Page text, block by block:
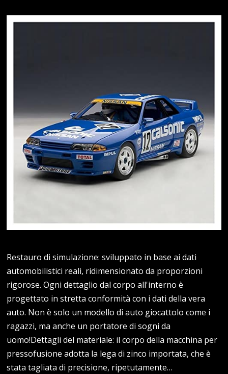
Restauro di simulazione: sviluppato in base ai dati
automobilistici reali, ridimensionato da proporzioni
rigorose. Ogni dettaglio dal corpo all'interno è
progettato in stretta conformità con i dati della vera
auto. Non è solo un modello di auto giocattolo come i
ragazzi, ma anche un portatore di sogni da
uomo!Dettagli del materiale: il corpo della macchina per
pressofusione adotta la lega di zinco importata, che è
stata tagliata di precisione, ripetutamente…